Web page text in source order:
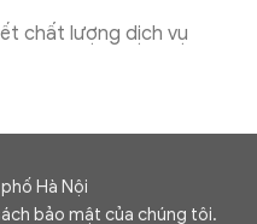
chất lượng dịch vụ
Hà Nội
bảo mật của chúng tôi.